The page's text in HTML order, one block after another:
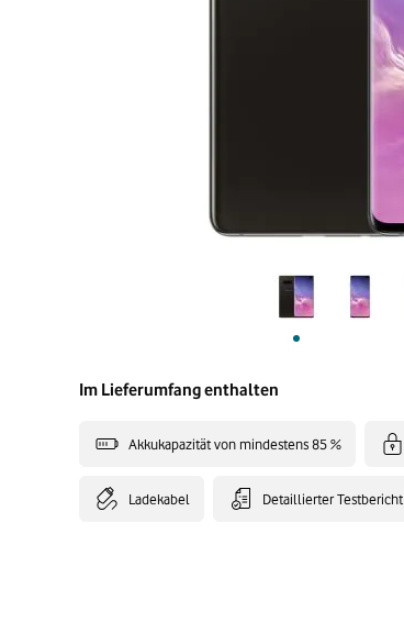
Im Lieferumfang enthalten
Akkukapazität von mindestens 85 %
Ladekabel Detaillierter Testbericht